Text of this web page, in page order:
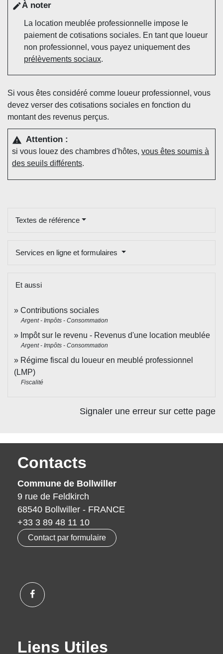
editÀ noter
La location meublée professionnelle impose le
paiement de cotisations sociales. En tant que loueur
non professionnel, vous payez uniquement des
prélèvements sociaux.
Si vous êtes considéré comme loueur professionnel, vous
devez verser des cotisations sociales en fonction du
montant des revenus perçus.
warning Attention :
si vous louez des chambres d'hôtes, vous êtes soumis à
des seuils différents.
Textes de référence
Services en ligne et formulaires
Et aussi
Contributions sociales
Argent - Impôts - Consommation
Impôt sur le revenu - Revenus d'une location meublée
Argent - Impôts - Consommation
Régime fiscal du loueur en meublé professionnel
(LMP)
Fiscalité
Signaler une erreur sur cette page
Contacts
Commune de Bollwiller
9 rue de Feldkirch
68540 Bollwiller - FRANCE
+33 3 89 48 11 10
Contact par formulaire
Liens Utiles